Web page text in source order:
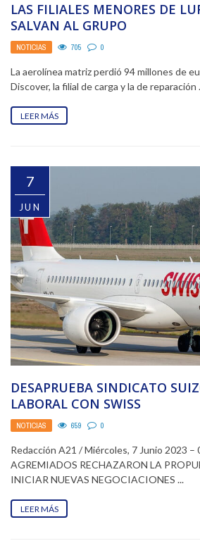
LAS FILIALES MENORES DE
SALVAN AL GRUPO
NOTICIAS 705 0
La aerolínea matriz perdió 94 millones de
Discover, la filial de carga y la de reparación
LEER MÁS
7
JUN
DESAPRUEBA SINDICATO
LABORAL CON SWISS
NOTICIAS 659 0
Redacción A21 / Miércoles, 7 Junio 2023 –
AGREMIADOS RECHAZARON LA
INICIAR NUEVAS NEGOCIACIONES ...
LEER MÁS